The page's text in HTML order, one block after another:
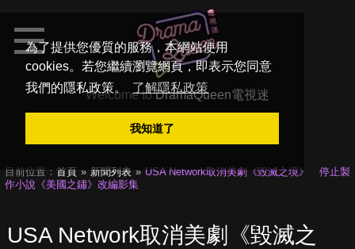
為了提供您優質的服務，本網站使用
cookies。若您繼續瀏覽網頁，即表示您同意
我們的隱私政策。
了解隱私政策
我知道了
Welcome toDramaQueen電視迷
目前位置： 首頁 新聞列表
USA Network取消美劇《毀滅之境》 停止製
作小說《美國之鏽》改編影集
USA Network取消美劇《毀滅之